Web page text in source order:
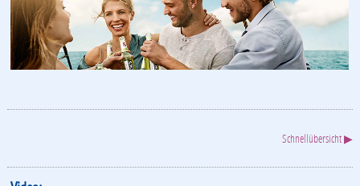
Schnellübersicht ▶